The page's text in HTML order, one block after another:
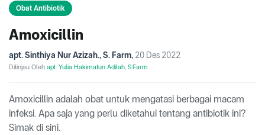
Obat Antibiotik
Amoxicillin
apt. Sinthiya Nur Azizah., S. Farm, 20 Des 2022
Ditinjau Oleh apt. Yulia Hakimatun Adilah, S.Farm
Amoxicillin adalah obat untuk mengatasi berbagai macam
infeksi. Apa saja yang perlu diketahui tentang antibiotik ini?
Simak di sini.